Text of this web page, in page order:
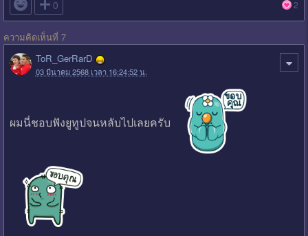
 0 2
ความคิดเห็นที่ 7
ToR_GerRarD
03 มีนาคม 2568 เวลา 16:24:52 น.
ผมนี่ชอบฟังยูทูปจนหลับไปเลยครับ